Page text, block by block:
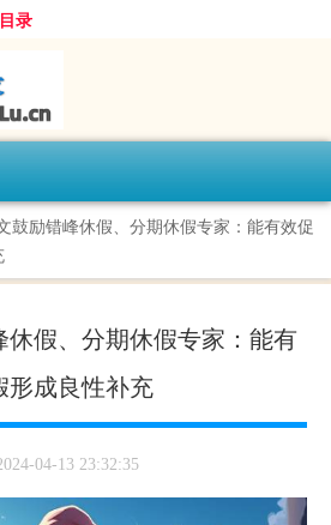
录
鼓励错峰休假、分期休假专家：能有效促
假、分期休假专家：能有
形成良性补充
04-13 23:32:35